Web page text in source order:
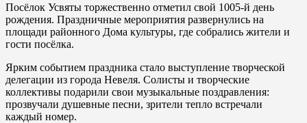
Посёлок Усвяты торжественно отметил свой 1005-й день
рождения. Праздничные мероприятия развернулись на
площади районного Дома культуры, где собрались жители и
гости посёлка.
Ярким событием праздника стало выступление творческой
делегации из города Невеля. Солисты и творческие
коллективы подарили свои музыкальные поздравления:
прозвучали душевные песни, зрители тепло встречали
каждый номер.